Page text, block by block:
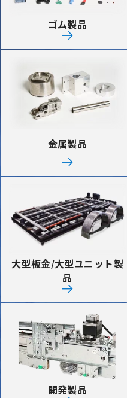
ゴム製品
金属製品
大型板金/大型ユニット製
品
開発製品